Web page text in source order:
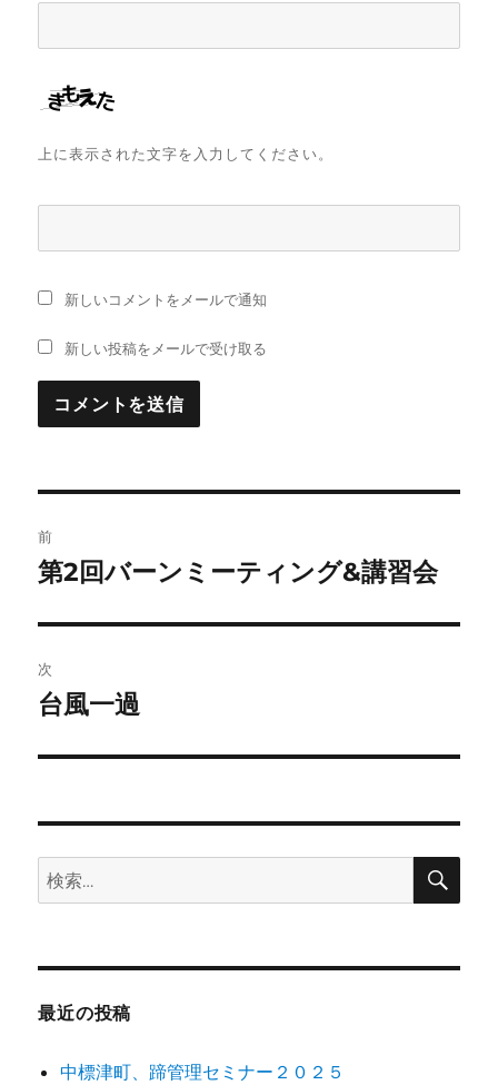
上に表示された文字を入力してください。
新しいコメントをメールで通知
新しい投稿をメールで受け取る
稿
ビ
ゲ
ー
ン
前
前
投
稿:
第2回バーンミーティング&講習会
次
次
投
台風一過
検
索:
検
最近の投稿
中標津町、蹄管理セミナー２０２５